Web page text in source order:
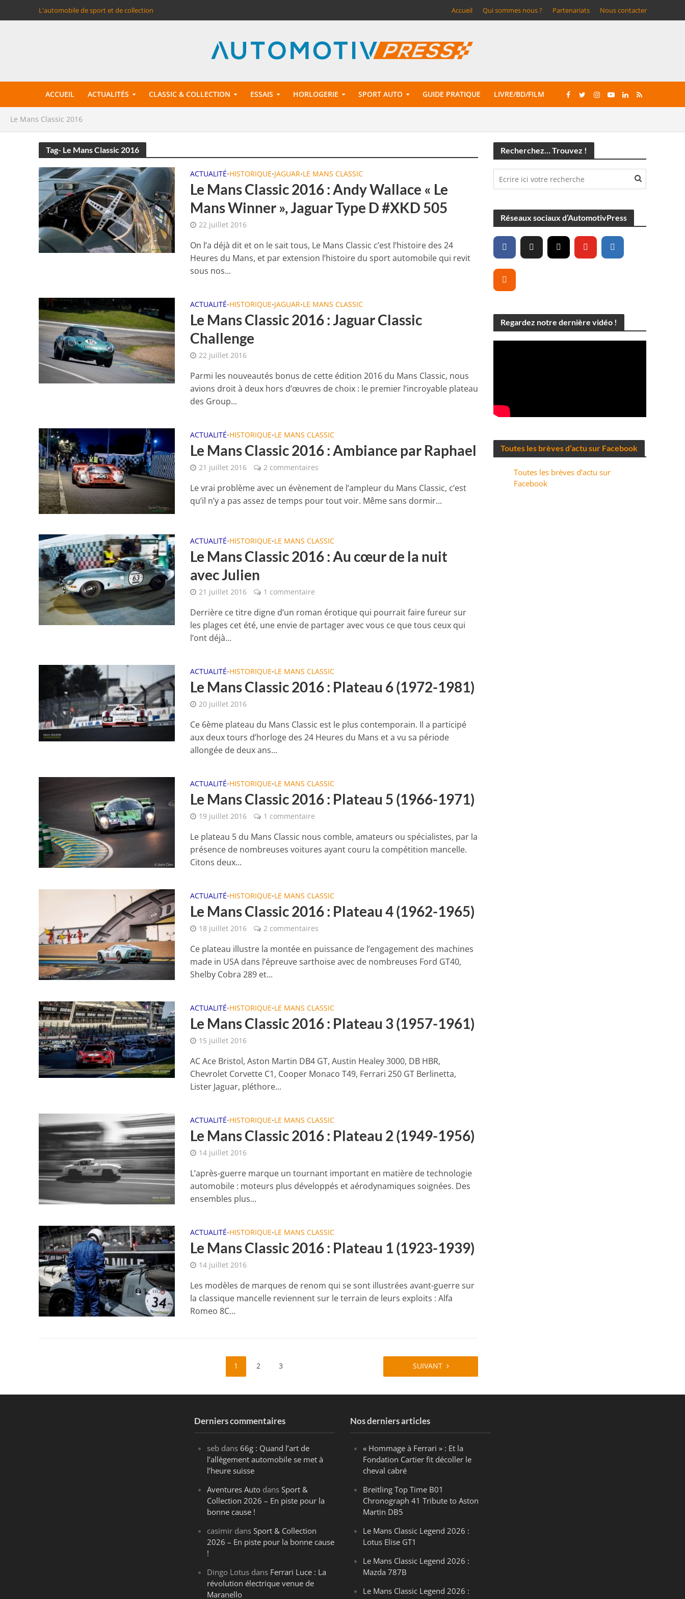
L'automobile de sport et de collection Accueil Qui sommes nous ? Partenariats Nous contacter
ACCUEIL ACTUALITÉS CLASSIC & COLLECTION ESSAIS HORLOGERIE SPORT AUTO GUIDE PRATIQUE LIVRE/BD/FILM
Le Mans Classic 2016
Tag- Le Mans Classic 2016
ACTUALITÉ•HISTORIQUE•JAGUAR•LE MANS CLASSIC
Le Mans Classic 2016 : Andy Wallace « Le
Mans Winner », Jaguar Type D #XKD 505
22 juillet 2016
On l’a déjà dit et on le sait tous, Le Mans Classic c’est l’histoire des 24
Heures du Mans, et par extension l’histoire du sport automobile qui revit
sous nos...
ACTUALITÉ•HISTORIQUE•JAGUAR•LE MANS CLASSIC
Le Mans Classic 2016 : Jaguar Classic
Challenge
22 juillet 2016
Parmi les nouveautés bonus de cette édition 2016 du Mans Classic, nous
avions droit à deux hors d’œuvres de choix : le premier l’incroyable plateau
des Group...
ACTUALITÉ•HISTORIQUE•LE MANS CLASSIC
Le Mans Classic 2016 : Ambiance par Raphael
21 juillet 2016 2 commentaires
Le vrai problème avec un évènement de l’ampleur du Mans Classic, c’est
qu’il n’y a pas assez de temps pour tout voir. Même sans dormir...
ACTUALITÉ•HISTORIQUE•LE MANS CLASSIC
Le Mans Classic 2016 : Au cœur de la nuit
avec Julien
21 juillet 2016 1 commentaire
Derrière ce titre digne d’un roman érotique qui pourrait faire fureur sur
les plages cet été, une envie de partager avec vous ce que tous ceux qui
l’ont déjà...
ACTUALITÉ•HISTORIQUE•LE MANS CLASSIC
Le Mans Classic 2016 : Plateau 6 (1972-1981)
20 juillet 2016
Ce 6ème plateau du Mans Classic est le plus contemporain. Il a participé
aux deux tours d’horloge des 24 Heures du Mans et a vu sa période
allongée de deux ans...
ACTUALITÉ•HISTORIQUE•LE MANS CLASSIC
Le Mans Classic 2016 : Plateau 5 (1966-1971)
19 juillet 2016 1 commentaire
Le plateau 5 du Mans Classic nous comble, amateurs ou spécialistes, par la
présence de nombreuses voitures ayant couru la compétition mancelle.
Citons deux...
ACTUALITÉ•HISTORIQUE•LE MANS CLASSIC
Le Mans Classic 2016 : Plateau 4 (1962-1965)
18 juillet 2016 2 commentaires
Ce plateau illustre la montée en puissance de l’engagement des machines
made in USA dans l’épreuve sarthoise avec de nombreuses Ford GT40,
Shelby Cobra 289 et...
ACTUALITÉ•HISTORIQUE•LE MANS CLASSIC
Le Mans Classic 2016 : Plateau 3 (1957-1961)
15 juillet 2016
AC Ace Bristol, Aston Martin DB4 GT, Austin Healey 3000, DB HBR,
Chevrolet Corvette C1, Cooper Monaco T49, Ferrari 250 GT Berlinetta,
Lister Jaguar, pléthore...
ACTUALITÉ•HISTORIQUE•LE MANS CLASSIC
Le Mans Classic 2016 : Plateau 2 (1949-1956)
14 juillet 2016
L’après-guerre marque un tournant important en matière de technologie
automobile : moteurs plus développés et aérodynamiques soignées. Des
ensembles plus...
ACTUALITÉ•HISTORIQUE•LE MANS CLASSIC
Le Mans Classic 2016 : Plateau 1 (1923-1939)
14 juillet 2016
Les modèles de marques de renom qui se sont illustrées avant-guerre sur
la classique mancelle reviennent sur le terrain de leurs exploits : Alfa
Romeo 8C...
1 2 3 SUIVANT
Recherchez… Trouvez !
Réseaux sociaux d’AutomotivPress
Regardez notre dernière vidéo !
Toutes les brèves d’actu sur Facebook
Toutes les brèves d’actu sur
Facebook
Derniers commentaires
seb dans66g : Quand l’art de
l’allègement automobile se met à
l’heure suisse
Aventures Auto dansSport &
Collection 2026 – En piste pour la
bonne cause !
casimir dansSport & Collection
2026 – En piste pour la bonne cause
!
Dingo Lotus dans Ferrari Luce : La
révolution électrique venue de
Maranello
Nos derniers articles
« Hommage à Ferrari » : Et la
Fondation Cartier fit décoller le
cheval cabré
Breitling Top Time B01
Chronograph 41 Tribute to Aston
Martin DB5
Le Mans Classic Legend 2026 :
Lotus Elise GT1
Le Mans Classic Legend 2026 :
Mazda 787B
Le Mans Classic Legend 2026 :